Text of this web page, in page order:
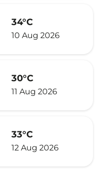
34°C
10 Aug 2026
30°C
11 Aug 2026
33°C
12 Aug 2026